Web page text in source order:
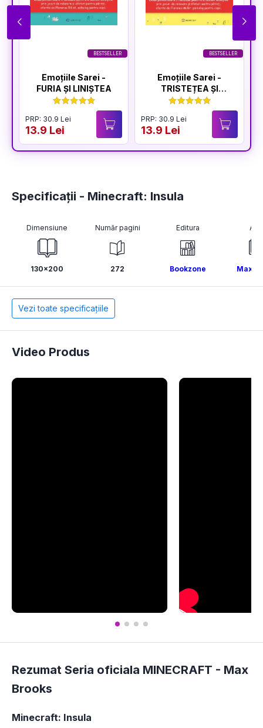
BESTSELLER
Emoțiile Sarei -
FURIA ȘI LINIȘTEA
PRP: 30.9 Lei
13.9 Lei
BESTSELLER
Emoțiile Sarei -
TRISTEȚEA ȘI
BUCURIA
PRP: 30.9 Lei
13.9 Lei
Specificații - Minecraft: Insula
Dimensiune
130x200
Număr pagini
272
Editura
Bookzone Max
Vezi toate specificațiile
Video Produs
Rezumat Seria oficiala MINECRAFT - Max
Brooks
Minecraft: Insula